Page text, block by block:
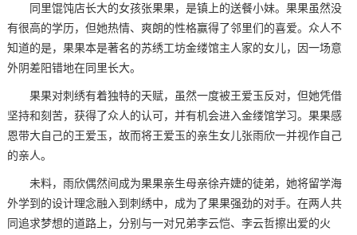
同里馄饨店长大的女孩张果果，是镇上的送餐小妹。果果虽然没
有很高的学历，但她热情、爽朗的性格赢得了邻里们的喜爱。众人不
知道的是，果果本是著名的苏绣工坊金缕馆主人家的女儿，因一场意
外阴差阳错地在同里长大。
果果对刺绣有着独特的天赋，虽然一度被王爱玉反对，但她凭借
坚持和刻苦，获得了众人的认可，并有机会进入金缕馆学习。果果感
恩带大自己的王爱玉，故而将王爱玉的亲生女儿张雨欣一并视作自己
的亲人。
未料，雨欣偶然间成为果果亲生母亲徐卉婕的徒弟，她将留学海
外学到的设计理念融入到刺绣中，成为了果果强劲的对手。在两人共
同追求梦想的道路上，分别与一对兄弟李云恺、李云哲擦出爱的火